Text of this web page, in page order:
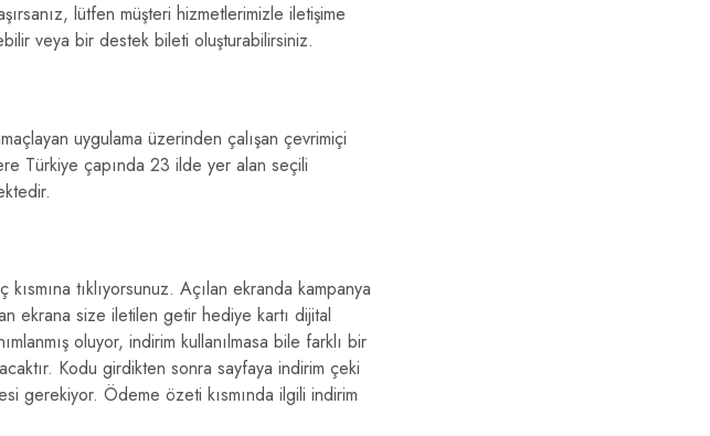
lütfen müşteri hizmetlerimizle iletişime
veya bir destek bileti oluşturabilirsiniz.
uygulama üzerinden çalışan çevrimiçi
Türkiye çapında 23 ilde yer alan seçili
tıklıyorsunuz. Açılan ekranda kampanya
ekrana size iletilen getir hediye kartı dijital
oluyor, indirim kullanılmasa bile farklı bir
Kodu girdikten sonra sayfaya indirim çeki
gerekiyor. Ödeme özeti kısmında ilgili indirim